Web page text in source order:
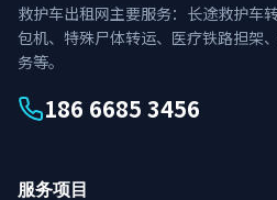
救护车出租网主要服务：长途救护车
包机、特殊尸体转运、医疗铁路担架
务等。
186 6685 3456
服务项目